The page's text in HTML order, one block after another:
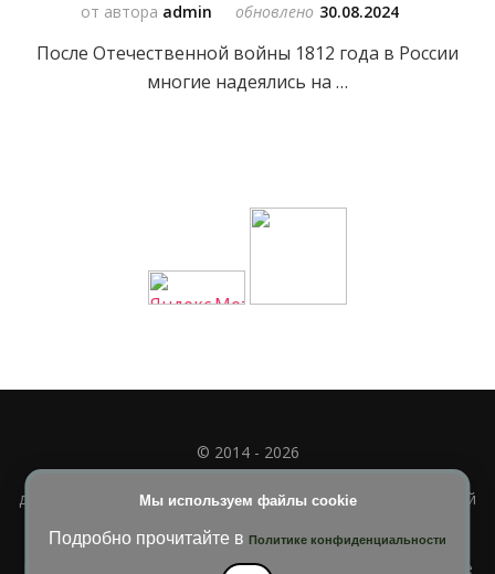
от автора admin обновлено 30.08.2024
После Отечественной войны 1812 года в России
многие надеялись на …
Мы используем файлы cookie
Подробно прочитайте в Политике конфиденциальности
© 2014 - 2026
Полное или частичное использование материала
допускается только при наличии активной и индексируемой
Blossom Diva | РазработанаТемы Blossom . На платформе